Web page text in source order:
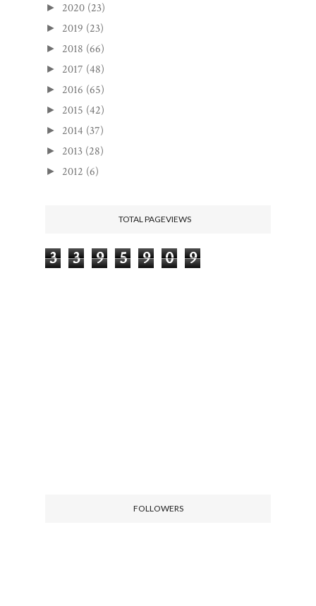
► 2020 (23)
► 2019 (23)
► 2018 (66)
► 2017 (48)
► 2016 (65)
► 2015 (42)
► 2014 (37)
► 2013 (28)
► 2012 (6)
TOTAL PAGEVIEWS
3 3 9 5 9 0 9
FOLLOWERS